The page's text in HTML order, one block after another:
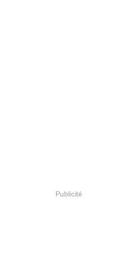
Publicité